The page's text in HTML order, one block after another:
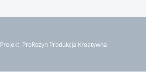
Projekt: ProRozyn Produkcja Kreatywna